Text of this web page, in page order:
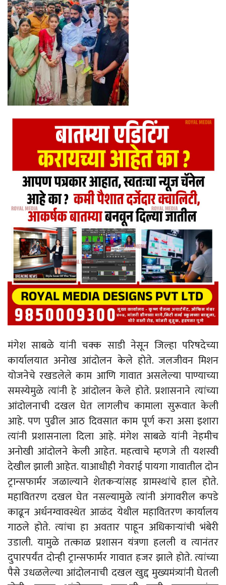
मंगेश साबळे यांनी चक्क साडी नेसून जिल्हा परिषदेच्या
कार्यालयात अनोख आंदोलन केले होते. जलजीवन मिशन
योजनेचे रखडलेले काम आणि गावात असलेल्या पाण्याच्या
समस्येमुळे त्यांनी हे आंदोलन केले होते. प्रशासनाने त्यांच्या
आंदोलनाची दखल घेत लागलीच कामाला सुरूवात केली
आहे. पण पुढील आठ दिवसात काम पूर्ण करा असा इशारा
त्यांनी प्रशासनाला दिला आहे. मंगेश साबळे यांनी नेहमीच
अनोखी आंदोलने केली आहेत. महत्वाचे म्हणजे ती यशस्वी
देखील झाली आहेत. याआधीही गेवराई पायगा गावातील दोन
ट्रान्सफार्मर जळाल्याने शेतकऱ्यांसह ग्रामस्थांचे हाल होते.
महावितरण दखल घेत नसल्यामुळे त्यांनी अंगावरील कपडे
काढून अर्धनग्वावस्थेत आळंद येथील महावितरण कार्यालय
गाठले होते. त्यांचा हा अवतार पाहून अधिकाऱ्यांची भंबेरी
उडाली. यामुळे तत्काळ प्रशासन यंत्रणा हलली व त्यानंतर
दुपारपर्यंत दोन्ही ट्रान्सफार्मर गावात हजर झाले होते. त्यांच्या
पैसे उधळलेल्या आंदोलनाची दखल खुद्द मुख्यमंत्र्यांनी घेतली